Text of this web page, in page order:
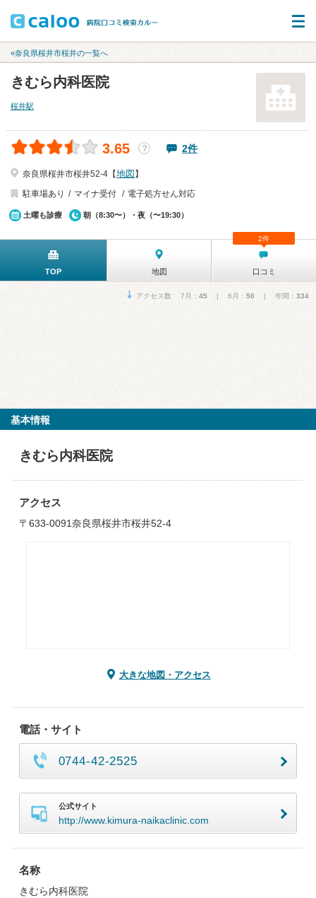
«奈良県桜井市桜井の一覧へ
きむら内科医院
桜井駅
3.65 ？ 2件
奈良県桜井市桜井52-4【地図 】
駐車場あり
マイナ受付 電子処方せん対応
土曜も診療 朝（8:30〜）・夜（〜19:30）
TOP 地図 口コミ
2件
アクセス数 7月： 45 | 6月： 50 | 年間： 334
基本情報
きむら内科医院
アクセス
〒633-0091奈良県桜井市桜井52-4
大きな地図・アクセス
電話・サイト
0744-42-2525
公式サイト
http://www.kimura-naikaclinic.com
名称
きむら内科医院